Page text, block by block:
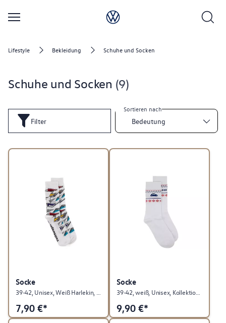
Lifestyle Bekleidung Schuhe und Socken
Schuhe und Socken 9
Filter
Sortieren nach
Bedeutung
Socke
39-42, Unisex, Weiß Harlekin, ID. Polo Kollektion
7,90 €*
Socke
39-42, weiß, Unisex, Kollektion Winter/Weihnachten
9,90 €*